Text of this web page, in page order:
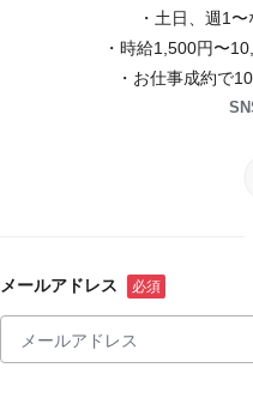
・土日、週1
・時給1,500円〜
・お仕事成約で
メールアドレス